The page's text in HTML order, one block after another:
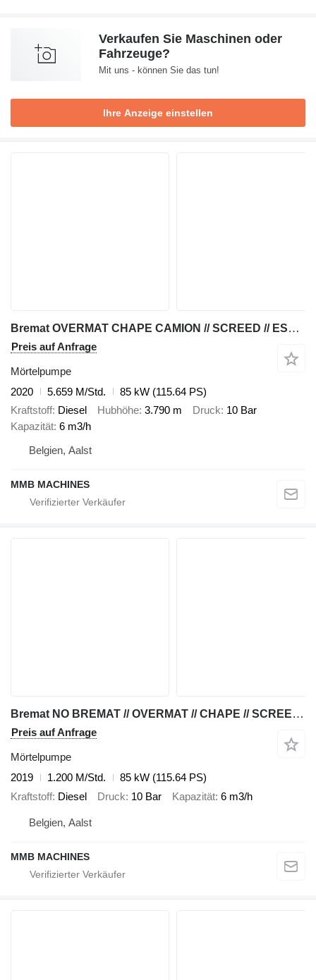
Verkaufen Sie Maschinen oder
Fahrzeuge?
Mit uns - können Sie das tun!
Ihre Anzeige einstellen
Bremat OVERMAT CHAPE CAMION // SCREED // ESTRICH // OPLEGG
Preis auf Anfrage
Mörtelpumpe
2020
5.659 M/Std.
85 kW (115.64 PS)
Kraftstoff Diesel Hubhöhe 3.790 m Druck 10 Bar
Kapazität 6 m3/h
Belgien, Aalst
MMB MACHINES
Bremat NO BREMAT // OVERMAT // CHAPE // SCREED // ESTRICH CHAPE OPLEGGE
Preis auf Anfrage
Mörtelpumpe
2019
1.200 M/Std.
85 kW (115.64 PS)
Kraftstoff Diesel Druck 10 Bar Kapazität 6 m3/h
Belgien, Aalst
MMB MACHINES